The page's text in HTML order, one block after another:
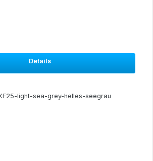
Details